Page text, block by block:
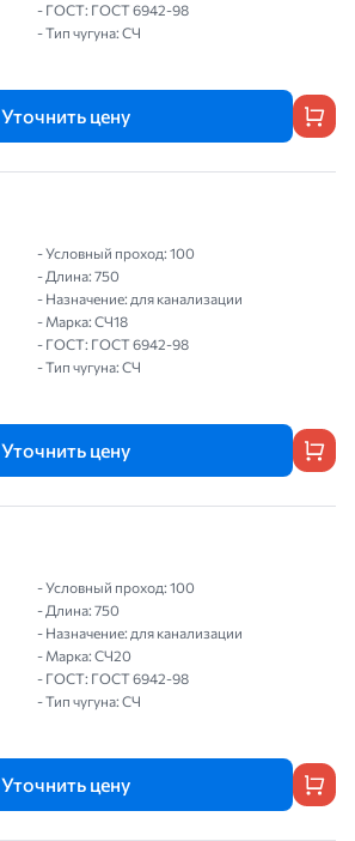
- ГОСТ: ГОСТ 6942-98
- Тип чугуна: СЧ
Уточнить цену
- Условный проход: 100
- Длина: 750
- Назначение: для канализации
- Марка: СЧ18
- ГОСТ: ГОСТ 6942-98
- Тип чугуна: СЧ
Уточнить цену
- Условный проход: 100
- Длина: 750
- Назначение: для канализации
- Марка: СЧ20
- ГОСТ: ГОСТ 6942-98
- Тип чугуна: СЧ
Уточнить цену